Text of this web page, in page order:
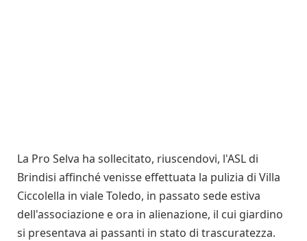
La Pro Selva ha sollecitato, riuscendovi, l'ASL di
Brindisi affinché venisse effettuata la pulizia di Villa
Ciccolella in viale Toledo, in passato sede estiva
dell'associazione e ora in alienazione, il cui giardino
si presentava ai passanti in stato di trascuratezza.